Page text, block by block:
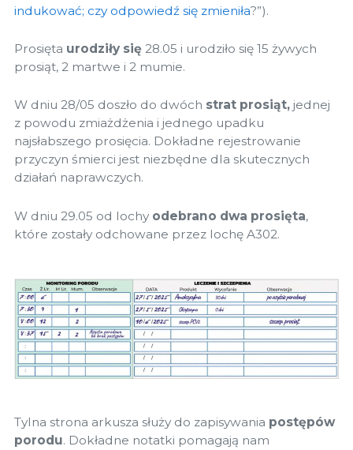
indukować; czy odpowiedź się zmieniła?”).
Prosięta urodziły się 28.05 i urodziło się 15 żywych
prosiąt, 2 martwe i 2 mumie.
W dniu 28/05 doszło do dwóch strat prosiąt, jednej
z powodu zmiażdżenia i jednego upadku
najsłabszego prosięcia. Dokładne rejestrowanie
przyczyn śmierci jest niezbędne dla skutecznych
działań naprawczych.
W dniu 29.05 od lochy odebrano dwa prosięta,
które zostały odchowane przez lochę A302.
Tylna strona arkusza służy do zapisywania postępów
porodu. Dokładne notatki pomagają nam